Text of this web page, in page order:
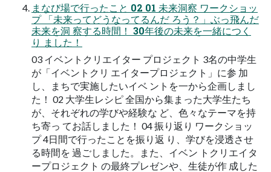
まなび場で行ったこと 02 01 未来洞察 ワークショッ
プ 「未来ってどうなってるんだ ろう？」ぶっ飛んだ
未来を洞 察する時間！ 30年後の未来を一緒につく
り ました！
03 イベントクリエイター プロジェクト 3名の中学生
が「イベントクリ エイタープロジェクト」に参 加
し、まちで実施したいイベ ントを一から企画しまし
た！ 02 大学生レシピ 全国から集まった大学生たち
が、それぞれの学びや経験な ど、色々なテーマを持
ち寄っ てお話しました！ 04 振り返り ワークショッ
プ 4日間で行ったことを振り返 り、学びを浸透させ
る時間を 過ごしました。また、イベン トクリエイタ
ープロジェクト の最終プレゼンや、生徒が作 成した